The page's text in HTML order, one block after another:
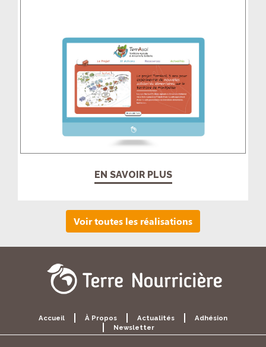
EN SAVOIR PLUS
Voir toutes les réalisations
Accueil À Propos Actualités
Adhésion
Newsletter